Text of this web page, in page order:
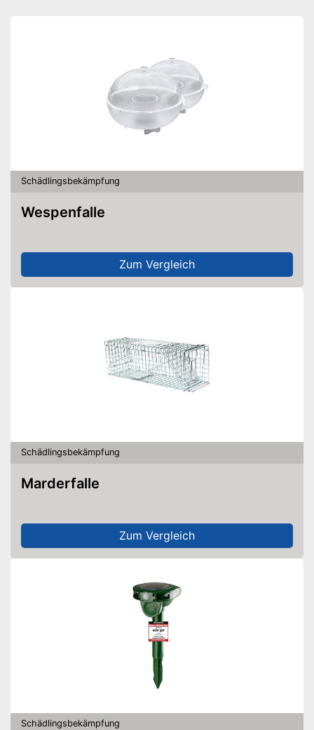
Schädlingsbekämpfung
Wespenfalle
Zum Vergleich
Schädlingsbekämpfung
Marderfalle
Zum Vergleich
Schädlingsbekämpfung